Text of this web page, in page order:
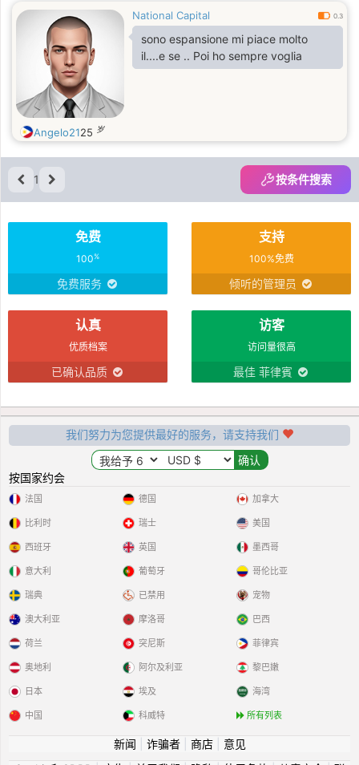
National Capital 0.3
sono espansione mi piace molto
il....e se .. Poi ho sempre voglia
Angelo2125 岁
1 按条件搜索
免费
100%
免费服务
支持
100%免费
倾听的管理员
认真
优质档案
已确认品质
访客
访问量很高
最佳 菲律賓
我们努力为您提供最好的服务，请支持我们
按国家约会
法国
比利时
西班牙
意大利
瑞典
德国
瑞士
英国
葡萄牙
已禁用
加拿大
美国
墨西哥
哥伦比亚
宠物
澳大利亚
荷兰
奥地利
日本
中国
摩洛哥
突尼斯
阿尔及利亚
埃及
科威特
巴西
菲律宾
黎巴嫩
海湾
所有列表
新闻 诈骗者| 商店| 意见